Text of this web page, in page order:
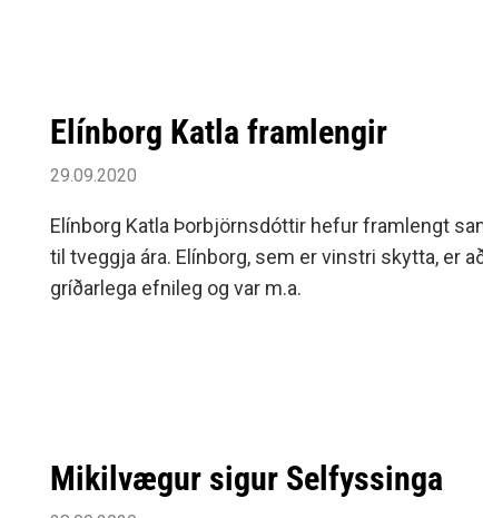
Elínborg Katla framlengir
29.09.2020
Elínborg Katla Þorbjörnsdóttir hefur framlengt
til tveggja ára. Elínborg, sem er vinstri skytta, er
gríðarlega efnileg og var m.a.
Mikilvægur sigur Selfyssinga